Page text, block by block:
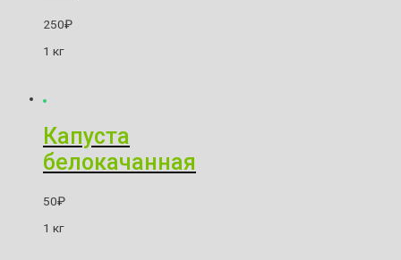
250₽
1 кг
Капуста
белокачанная
50₽
1 кг